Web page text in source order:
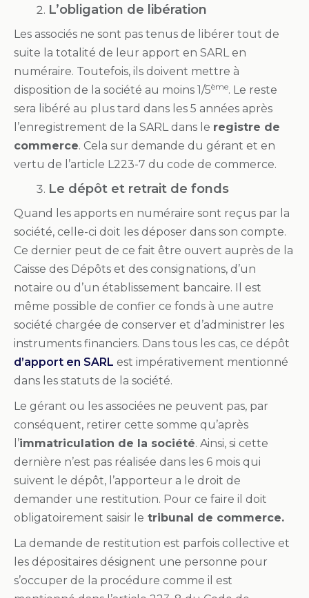
L’obligation de libération
Les associés ne sont pas tenus de libérer tout de
suite la totalité de leur apport en SARL en
numéraire. Toutefois, ils doivent mettre à
disposition de la société au moins 1/5ème. Le reste
sera libéré au plus tard dans les 5 années après
l’enregistrement de la SARL dans le registre de
commerce. Cela sur demande du gérant et en
vertu de l’article L223-7 du code de commerce.
Le dépôt et retrait de fonds
Quand les apports en numéraire sont reçus par la
société, celle-ci doit les déposer dans son compte.
Ce dernier peut de ce fait être ouvert auprès de la
Caisse des Dépôts et des consignations, d’un
notaire ou d’un établissement bancaire. Il est
même possible de confier ce fonds à une autre
société chargée de conserver et d’administrer les
instruments financiers. Dans tous les cas, ce dépôt
d’apport en SARL est impérativement mentionné
dans les statuts de la société.
Le gérant ou les associées ne peuvent pas, par
conséquent, retirer cette somme qu’après
l’immatriculation de la société. Ainsi, si cette
dernière n’est pas réalisée dans les 6 mois qui
suivent le dépôt, l’apporteur a le droit de
demander une restitution. Pour ce faire il doit
obligatoirement saisir le tribunal de commerce.
La demande de restitution est parfois collective et
les dépositaires désignent une personne pour
s’occuper de la procédure comme il est